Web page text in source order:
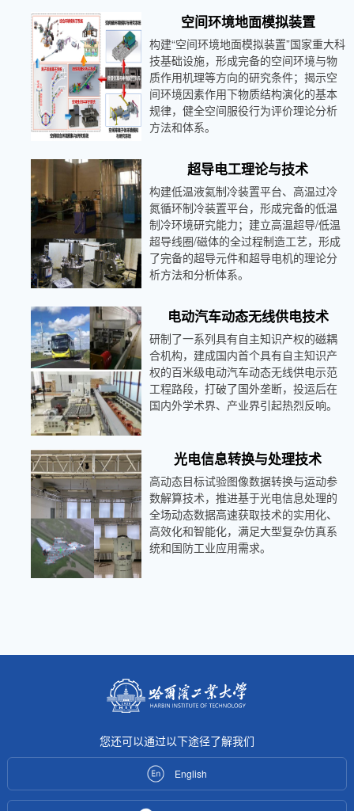
科学基金创
新群体、国
家大科学工
程项目、自
然基金重大
项目等国家
级科研项目
30余项，在
委员会中任
职。获国家
技术发明二
等奖1项，省
部级奖励6
项。
制研究。
统的研究
电等离子体
研究
空间环境地面模拟装置
构建“空间环境地面模拟装置”国家重大科
技基础设施，形成完备的空间环境与物
质作用机理等方向的研究条件；揭示空
间环境因素作用下物质结构演化的基本
规律，健全空间服役行为评价理论分析
方法和体系。
超导电工理论与技术
构建低温液氦制冷装置平台、高温过冷
氮循环制冷装置平台，形成完备的低温
制冷环境研究能力；建立高温超导/低温
超导线圈/磁体的全过程制造工艺，形成
了完备的超导元件和超导电机的理论分
析方法和分析体系。
电动汽车动态无线供电技术
研制了一系列具有自主知识产权的磁耦
合机构，建成国内首个具有自主知识产
权的百米级电动汽车动态无线供电示范
工程路段，打破了国外垄断，投运后在
国内外学术界、产业界引起热烈反响。
光电信息转换与处理技术
高动态目标试验图像数据转换与运动参
数解算技术，推进基于光电信息处理的
全场动态数据高速获取技术的实用化、
高效化和智能化，满足大型复杂仿真系
统和国防工业应用需求。
您还可以通过以下途径了解我们
English